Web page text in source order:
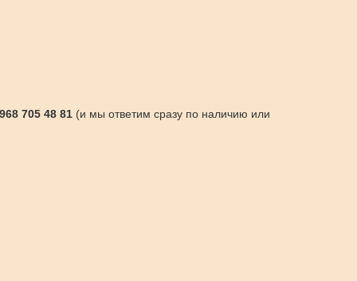
705 48 81 (и мы ответим сразу по наличию или